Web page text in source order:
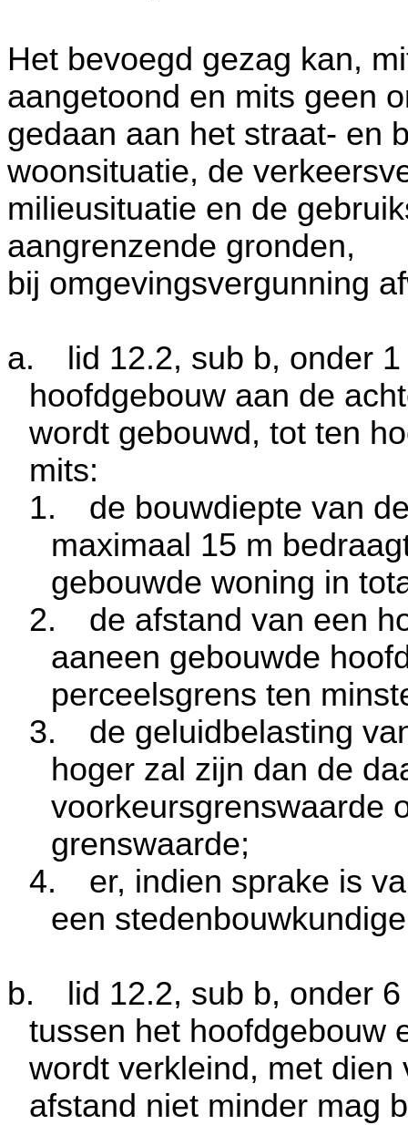
Het bevoegd gezag kan,
aangetoond en mits geen
gedaan aan het straat- en
woonsituatie, de
milieusituatie en de
aangrenzende gronden,
bij omgevingsvergunning
a.
lid 12.2, sub b, onder
hoofdgebouw aan de
wordt gebouwd, tot ten
mits:
1.
de bouwdiepte van
maximaal 15 m
gebouwde woning in
2.
de afstand van een
aaneen gebouwde
perceelsgrens ten
3.
de geluidbelasting
hoger zal zijn dan de
voorkeursgrenswaarde
grenswaarde;
4.
er, indien sprake is
een
b.
lid 12.2, sub b, onder
tussen het hoofdgebouw
wordt verkleind, met
afstand niet minder mag